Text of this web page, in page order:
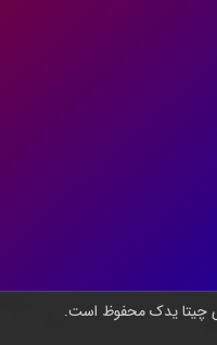
چیتا یدک محفوظ است.